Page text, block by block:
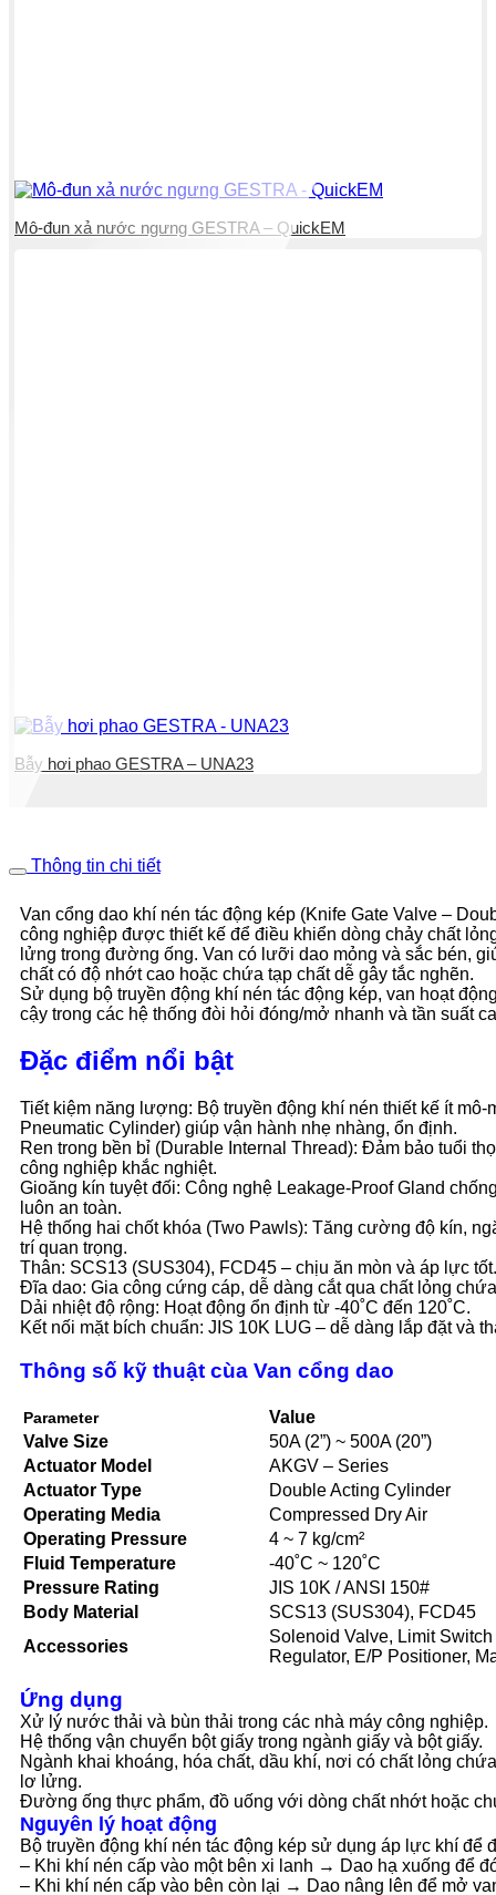
Mô-đun xả nước ngưng GESTRA – QuickEM
Bẫy hơi phao GESTRA – UNA23
Thông tin chi tiết
Van cổng dao khí nén tác động kép (Knife Gate Valve –
công nghiệp được thiết kế để điều khiển dòng chảy chất
lửng trong đường ống. Van có lưỡi dao mỏng và sắc bén,
chất có độ nhớt cao hoặc chứa tạp chất dễ gây tắc nghẽn.
Sử dụng bộ truyền động khí nén tác động kép, van hoạt
cậy trong các hệ thống đòi hỏi đóng/mở nhanh và tần suất
Đặc điểm nổi bật
Tiết kiệm năng lượng: Bộ truyền động khí nén thiết kế ít mô-
Pneumatic Cylinder) giúp vận hành nhẹ nhàng, ổn định.
Ren trong bền bỉ (Durable Internal Thread): Đảm bảo tuổi
công nghiệp khắc nghiệt.
Gioăng kín tuyệt đối: Công nghệ Leakage-Proof Gland
luôn an toàn.
Hệ thống hai chốt khóa (Two Pawls): Tăng cường độ kín,
trí quan trọng.
Thân: SCS13 (SUS304), FCD45 – chịu ăn mòn và áp lực tốt.
Đĩa dao: Gia công cứng cáp, dễ dàng cắt qua chất lỏng
Dải nhiệt độ rộng: Hoạt động ổn định từ -40˚C đến 120˚C.
Kết nối mặt bích chuẩn: JIS 10K LUG – dễ dàng lắp đặt và
Thông số kỹ thuật cùa Van cổng dao
Parameter
Value
Valve Size
50A (2”) ~ 500A (20”)
Actuator Model
AKGV – Series
Actuator Type
Double Acting Cylinder
Operating Media
Compressed Dry Air
Operating Pressure
4 ~ 7 kg/cm²
Fluid Temperature
-40˚C ~ 120˚C
Pressure Rating
JIS 10K / ANSI 150#
Body Material
SCS13 (SUS304), FCD45
Accessories
Solenoid Valve, Limit
Regulator, E/P Positioner,
Ứng dụng
Xử lý nước thải và bùn thải trong các nhà máy công nghiệp.
Hệ thống vận chuyển bột giấy trong ngành giấy và bột giấy.
Ngành khai khoáng, hóa chất, dầu khí, nơi có chất lỏng
lơ lửng.
Đường ống thực phẩm, đồ uống với dòng chất nhớt hoặc
Nguyên lý hoạt động
Bộ truyền động khí nén tác động kép sử dụng áp lực khí để
– Khi khí nén cấp vào một bên xi lanh → Dao hạ xuống để
– Khi khí nén cấp vào bên còn lại → Dao nâng lên để mở